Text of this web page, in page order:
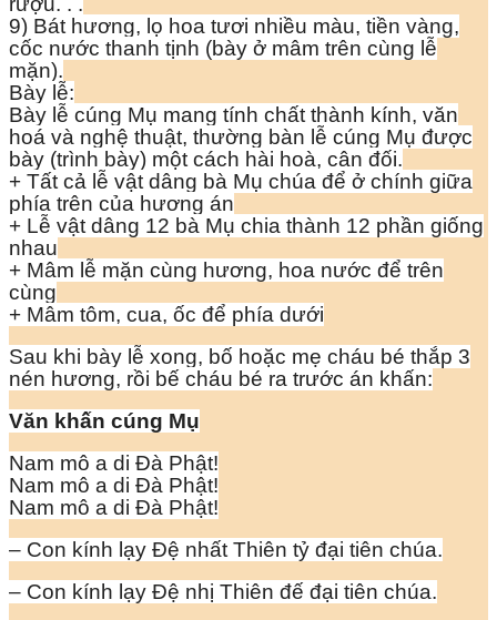
9) Bát hương, lọ hoa tươi nhiều màu, tiền vàng,
cốc nước thanh tịnh (bày ở mâm trên cùng lễ
mặn).
Bày lễ:
Bày lễ cúng Mụ mang tính chất thành kính, văn
hoá và nghệ thuật, thường bàn lễ cúng Mụ được
bày (trình bày) một cách hài hoà, cân đối.
+ Tất cả lễ vật dâng bà Mụ chúa để ở chính giữa
phía trên của hương án
+ Lễ vật dâng 12 bà Mụ chia thành 12 phần giống
nhau
+ Mâm lễ mặn cùng hương, hoa nước để trên
cùng
+ Mâm tôm, cua, ốc để phía dưới
Sau khi bày lễ xong, bố hoặc mẹ cháu bé thắp 3
nén hương, rồi bế cháu bé ra trước án khấn:
Văn khấn cúng Mụ
Nam mô a di Đà Phật!
Nam mô a di Đà Phật!
Nam mô a di Đà Phật!
– Con kính lạy Đệ nhất Thiên tỷ đại tiên chúa.
– Con kính lạy Đệ nhị Thiên đế đại tiên chúa.